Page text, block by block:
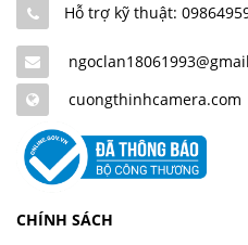
Hỗ trợ kỹ thuật:
cuongthinhcamera.com
CHÍNH SÁCH